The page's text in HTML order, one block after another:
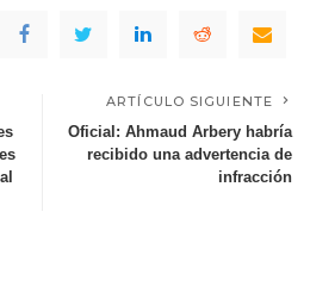
ARTÍCULO SIGUIENTE
Oficial: Ahmaud Arbery habría
recibido una advertencia de
infracción